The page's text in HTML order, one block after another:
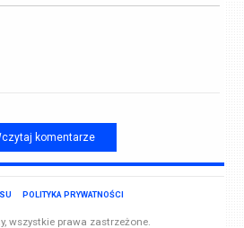
komentarze
POLITYKA PRYWATNOŚCI
wszystkie prawa zastrzeżone.